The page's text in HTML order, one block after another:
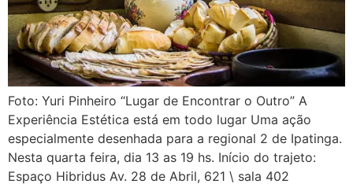
Foto: Yuri Pinheiro “Lugar de Encontrar o Outro” A
Experiência Estética está em todo lugar Uma ação
especialmente desenhada para a regional 2 de Ipatinga.
Nesta quarta feira, dia 13 as 19 hs. Início do trajeto:
Espaço Hibridus Av. 28 de Abril, 621 \ sala 402